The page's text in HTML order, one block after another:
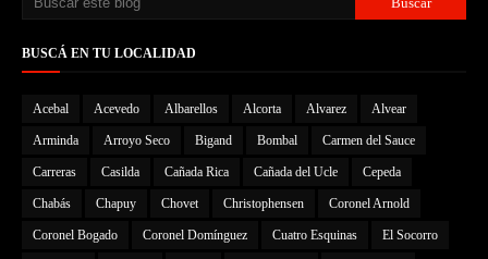
BUSCÁ EN TU LOCALIDAD
Acebal Acevedo Albarellos Alcorta Alvarez Alvear
Arminda Arroyo Seco Bigand Bombal Carmen del Sauce
Carreras Casilda Cañada Rica Cañada del Ucle Cepeda
Chabás Chapuy Chovet Christophensen Coronel Arnold
Coronel Bogado Coronel Domínguez Cuatro Esquinas El Socorro